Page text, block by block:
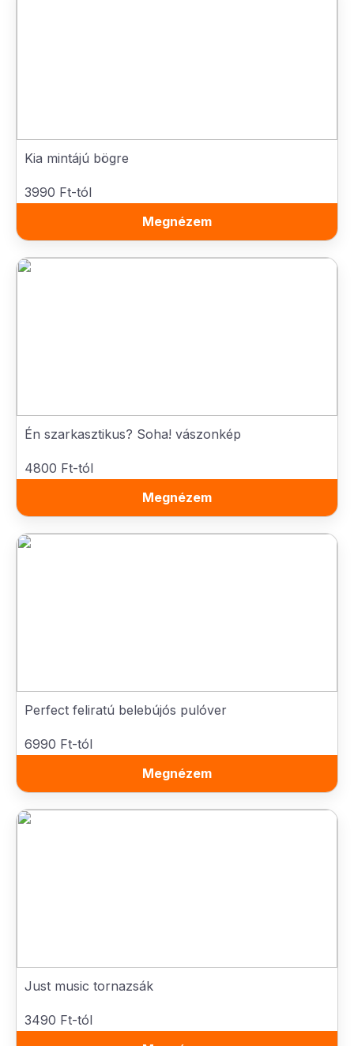
Kia mintájú bögre
3990 Ft-tól
Megnézem
Én szarkasztikus? Soha! vászonkép
4800 Ft-tól
Megnézem
Perfect feliratú belebújós pulóver
6990 Ft-tól
Megnézem
Just music tornazsák
3490 Ft-tól